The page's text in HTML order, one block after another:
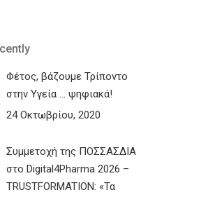
Φέτος, βάζουμε Τρίποντο
στην Υγεία … ψηφιακά!
24 Οκτωβρίου, 2020
Συμμετοχή της ΠΟΣΣΑΣΔΙΑ
στο Digital4Pharma 2026 –
TRUSTFORMATION: «Τα